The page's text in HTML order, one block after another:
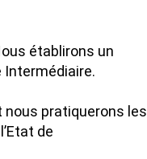
établirons un
Intermédiaire.
nous pratiquerons les
de